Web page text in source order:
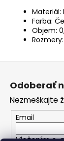
Materiál:
Farba:
Objem:
Odoberať
Nezmeškajte
Email